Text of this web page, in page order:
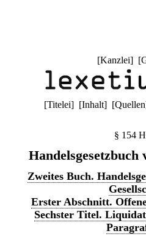
[Kanzlei] [
[Titelei] [Inhalt] [Quellen
§ 154
Handelsgesetzbuch
Zweites Buch.
Erster Abschnitt.
Sechster Titel.